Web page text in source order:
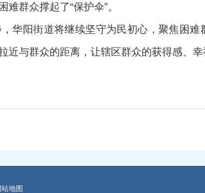
群众撑起了“保护伞”。
华阳街道将继续坚守为民初心，聚焦困难
与群众的距离，让辖区群众的获得感、幸
站地图